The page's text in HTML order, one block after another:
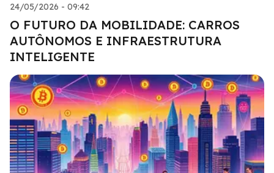
24/05/2026 - 09:42
O FUTURO DA MOBILIDADE: CARROS
AUTÔNOMOS E INFRAESTRUTURA
INTELIGENTE